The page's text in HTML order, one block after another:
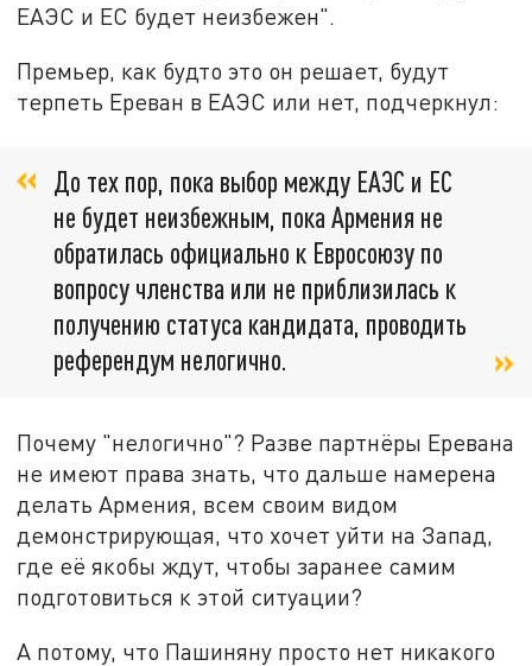
ЕАЭС и ЕС будет неизбежен".
Премьер, как будто это он решает, будут
терпеть Ереван в ЕАЭС или нет, подчеркнул:
До тех пор, пока выбор между ЕАЭС и ЕС
не будет неизбежным, пока Армения не
обратилась официально к Евросоюзу по
вопросу членства или не приблизилась к
получению статуса кандидата, проводить
референдум нелогично.
Почему "нелогично"? Разве партнёры Еревана
не имеют права знать, что дальше намерена
делать Армения, всем своим видом
демонстрирующая, что хочет уйти на Запад,
где её якобы ждут, чтобы заранее самим
подготовиться к этой ситуации?
А потому, что Пашиняну просто нет никакого